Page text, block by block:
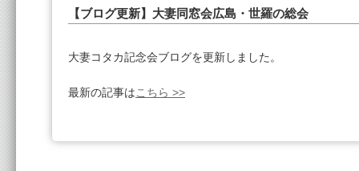
【ブログ更新】大妻同窓会広島・世羅の総会
大妻コタカ記念会ブログを更新しました。
最新の記事はこちら >>